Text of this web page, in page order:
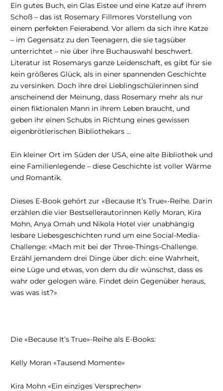
Ein gutes Buch, ein Glas Eistee und eine Katze auf ihrem
Schoß – das ist Rosemary Fillmores Vorstellung von
einem perfekten Feierabend. Vor allem da sich ihre Katze
– im Gegensatz zu den Teenagern, die sie tagsüber
unterrichtet – nie über ihre Buchauswahl beschwert.
Literatur ist Rosemarys ganze Leidenschaft, es gibt für sie
kein größeres Glück, als in einer spannenden Geschichte
zu versinken. Doch ihre drei Lieblingschülerinnen sind
anscheinend der Meinung, dass Rosemary mehr als nur
einen fiktionalen Mann in ihrem Leben braucht, und
geben ihr einen Schubs in Richtung eines gewissen
eigenbrötlerischen Bibliothekars …
Ein kleiner Ort im Süden der USA, eine alte Bibliothek und
eine Familienlegende – diese Geschichte ist voller Wärme
und Romantik.
Dieses E-Book gehört zur «Because It’s True»-Reihe. Darin
erzählen die vier Bestsellerautorinnen Kelly Moran, Kira
Mohn, Anya Omah und Nikola Hotel vier unabhängig
lesbare Liebesgeschichten rund um eine Social-Media-
Challenge: «Mach mit bei der Three-Things-Challenge.
Erzähl jemandem drei Dinge über dich: eine Wahrheit,
eine Lüge und etwas, von dem du dir wünschst, dass es
wahr oder gelogen wäre. Findet dein Gegenüber heraus,
was was ist?»
Die «Because It’s True»-Reihe als E-Books:
Kelly Moran «Tausend Momente»
Kira Mohn «Ein einziges Versprechen»